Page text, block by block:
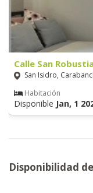
Calle San
San Isidro,
Habitación
Disponible Jan, 1
Disponibilidad